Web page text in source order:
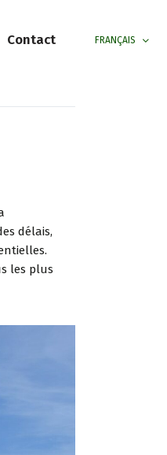
Contact FRANÇAIS
délais,
les plus